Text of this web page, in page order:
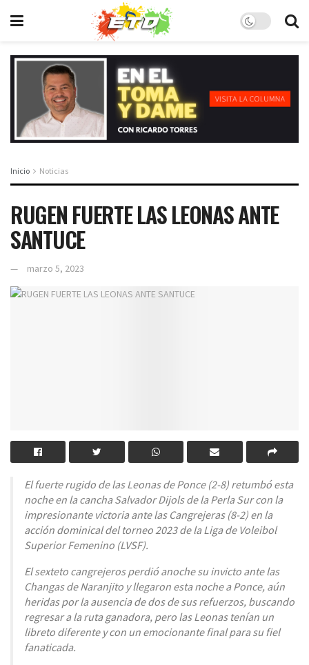
Inicio Noticias
RUGEN FUERTE LAS LEONAS ANTE
SANTUCE
marzo 5, 2023
El fuerte rugido de las Leonas de Ponce (2-8) retumbó esta
noche en la cancha Salvador Dijols de la Perla Sur con la
impresionante victoria ante las Cangrejeras (8-2) en la
acción dominical del torneo 2023 de la Liga de Voleibol
Superior Femenino (LVSF).
El sexteto cangrejeros perdió anoche su invicto ante las
Changas de Naranjito y llegaron esta noche a Ponce, aún
heridas por la ausencia de dos de sus refuerzos, buscando
regresar a la ruta ganadora, pero las Leonas tenían un
libreto diferente y con un emocionante final para su fiel
fanaticada.